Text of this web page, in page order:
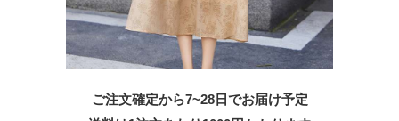
ご注文確定から7~28日でお届け予定